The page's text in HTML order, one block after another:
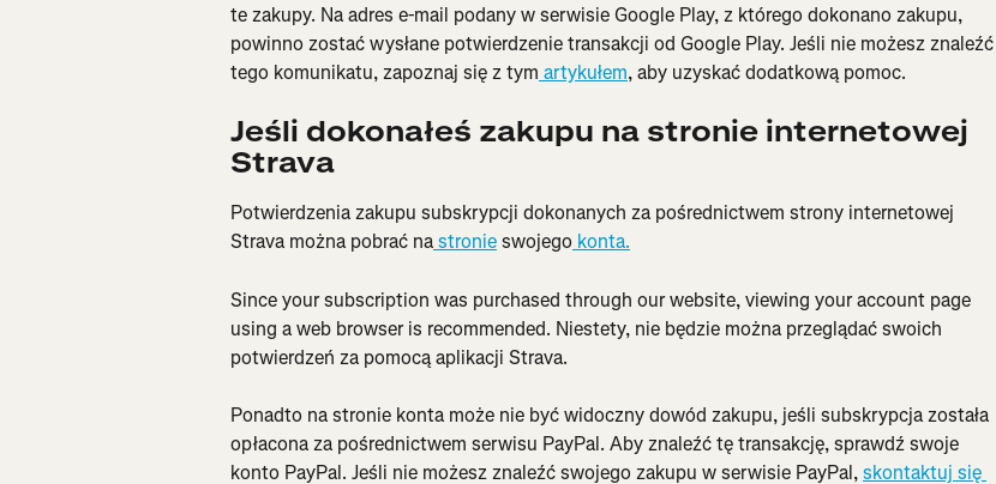
te zakupy. Na adres e-mail podany w serwisie Google Play, z którego dokonano zakupu,
powinno zostać wysłane potwierdzenie transakcji od Google Play. Jeśli nie możesz znaleźć
tego komunikatu, zapoznaj się z tym artykułem, aby uzyskać dodatkową pomoc.
Jeśli dokonałeś zakupu na stronie internetowej
Strava
Potwierdzenia zakupu subskrypcji dokonanych za pośrednictwem strony internetowej
Strava można pobrać na stronie swojego konta.
Since your subscription was purchased through our website, viewing your account page
using a web browser is recommended. Niestety, nie będzie można przeglądać swoich
potwierdzeń za pomocą aplikacji Strava.
Ponadto na stronie konta może nie być widoczny dowód zakupu, jeśli subskrypcja została
opłacona za pośrednictwem serwisu PayPal. Aby znaleźć tę transakcję, sprawdź swoje
konto PayPal. Jeśli nie możesz znaleźć swojego zakupu w serwisie PayPal, skontaktuj się